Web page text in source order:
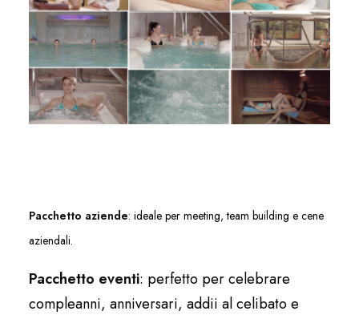
Pacchetto aziende: ideale per meeting, team building e cene
aziendali.
Pacchetto eventi: perfetto per celebrare
compleanni, anniversari, addii al celibato e